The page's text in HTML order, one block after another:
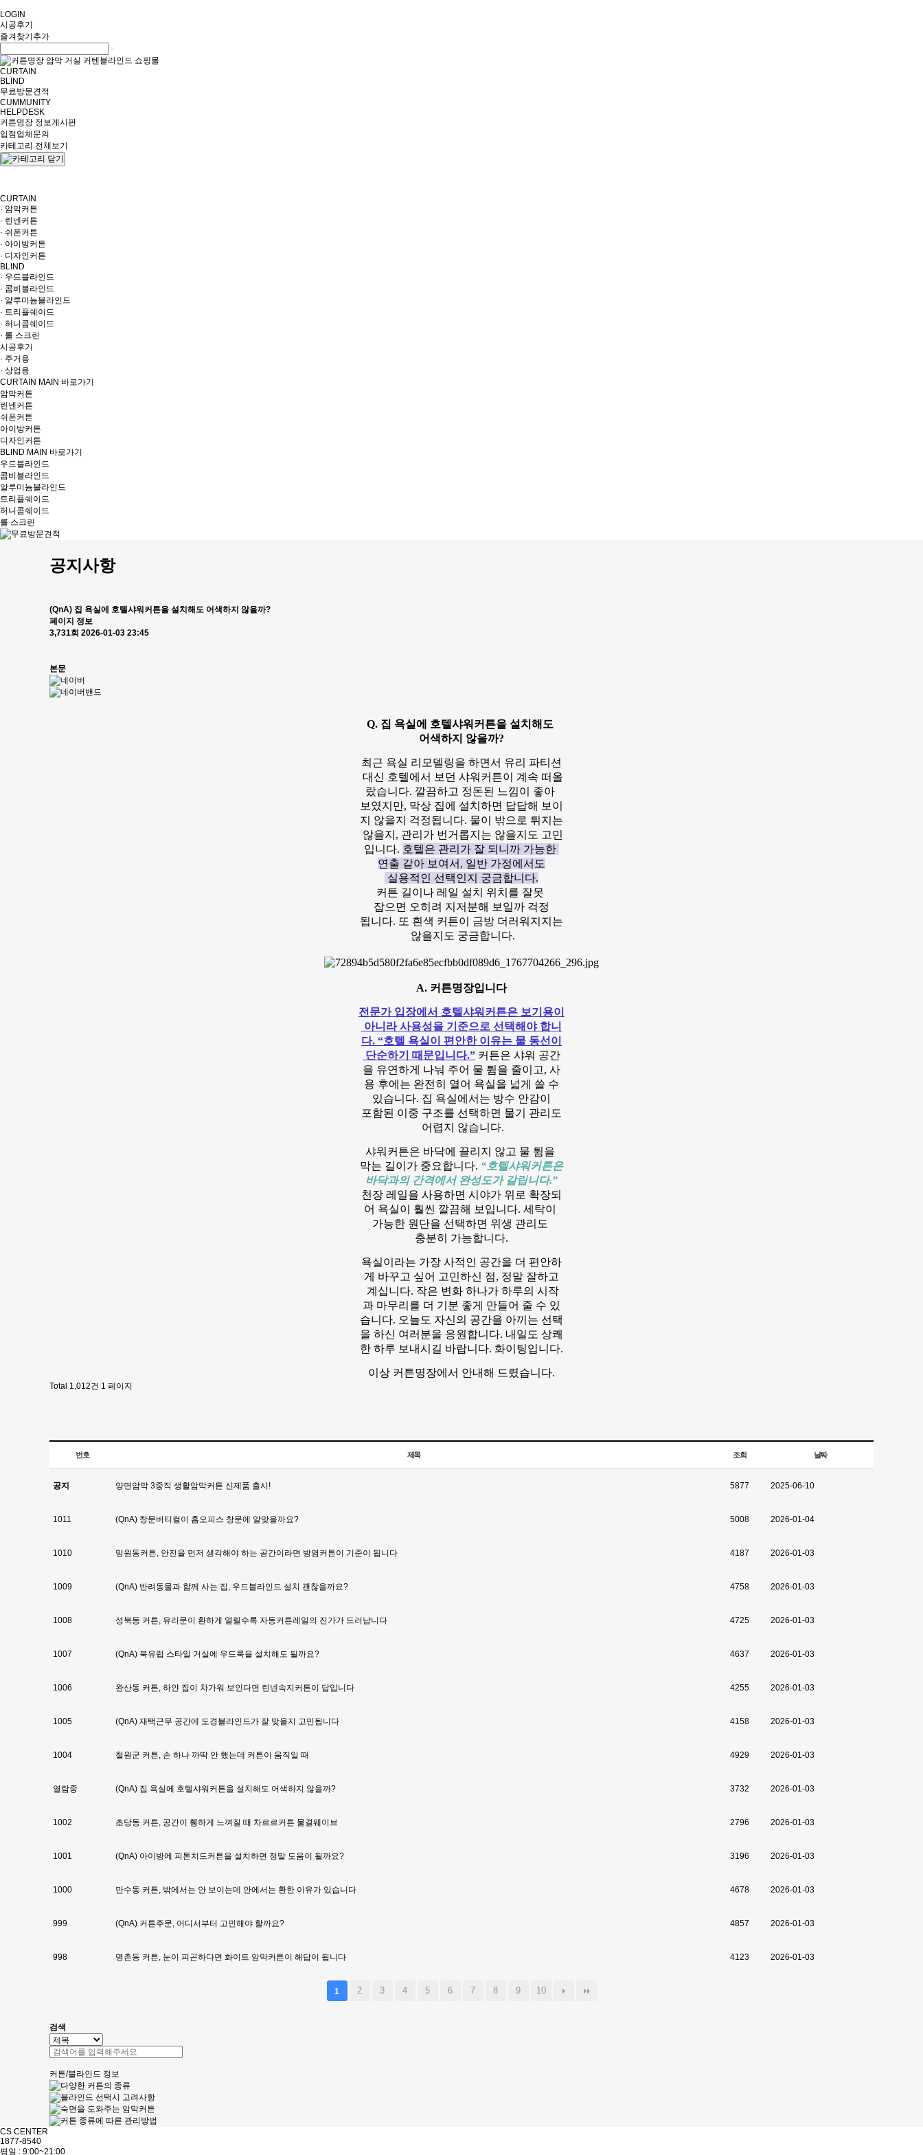
LOGIN
시공후기
즐겨찾기추가
CURTAIN
BLIND
무료방문견적
CUMMUNITY
HELPDESK
커튼명장 정보게시판
입점업체문의
카테고리 전체보기
CURTAIN
· 암막커튼
· 린넨커튼
· 쉬폰커튼
· 아이방커튼
· 디자인커튼
BLIND
· 우드블라인드
· 콤비블라인드
· 알루미늄블라인드
· 트리플쉐이드
· 허니콤쉐이드
· 롤 스크린
시공후기
· 주거용
· 상업용
CURTAIN MAIN 바로가기
암막커튼
린넨커튼
쉬폰커튼
아이방커튼
디자인커튼
BLIND MAIN 바로가기
우드블라인드
콤비블라인드
알루미늄블라인드
트리플쉐이드
허니콤쉐이드
롤 스크린
공지사항
(QnA) 집 욕실에 호텔샤워커튼을 설치해도 어색하지 않을까?
페이지 정보
3,731회 2026-01-03 23:45
본문
Q. 집 욕실에 호텔샤워커튼을 설치해도
어색하지 않을까?
최근 욕실 리모델링을 하면서 유리 파티션
대신 호텔에서 보던 샤워커튼이 계속 떠올
랐습니다. 깔끔하고 정돈된 느낌이 좋아
보였지만, 막상 집에 설치하면 답답해 보이
지 않을지 걱정됩니다. 물이 밖으로 튀지는
않을지, 관리가 번거롭지는 않을지도 고민
입니다. 호텔은 관리가 잘 되니까 가능한
연출 같아 보여서, 일반 가정에서도
실용적인 선택인지 궁금합니다.
커튼 길이나 레일 설치 위치를 잘못
잡으면 오히려 지저분해 보일까 걱정
됩니다. 또 흰색 커튼이 금방 더러워지지는
않을지도 궁금합니다.
A. 커튼명장입니다
전문가 입장에서 호텔샤워커튼은 보기용이
아니라 사용성을 기준으로 선택해야 합니
다. “호텔 욕실이 편안한 이유는 물 동선이
단순하기 때문입니다.” 커튼은 샤워 공간
을 유연하게 나눠 주어 물 튐을 줄이고, 사
용 후에는 완전히 열어 욕실을 넓게 쓸 수
있습니다. 집 욕실에서는 방수 안감이
포함된 이중 구조를 선택하면 물기 관리도
어렵지 않습니다.
샤워커튼은 바닥에 끌리지 않고 물 튐을
막는 길이가 중요합니다. “호텔샤워커튼은
바닥과의 간격에서 완성도가 갈립니다.”
천장 레일을 사용하면 시야가 위로 확장되
어 욕실이 훨씬 깔끔해 보입니다. 세탁이
가능한 원단을 선택하면 위생 관리도
충분히 가능합니다.
욕실이라는 가장 사적인 공간을 더 편안하
게 바꾸고 싶어 고민하신 점, 정말 잘하고
계십니다. 작은 변화 하나가 하루의 시작
과 마무리를 더 기분 좋게 만들어 줄 수 있
습니다. 오늘도 자신의 공간을 아끼는 선택
을 하신 여러분을 응원합니다. 내일도 상쾌
한 하루 보내시길 바랍니다. 화이팅입니다.
이상 커튼명장에서 안내해 드렸습니다.
Total 1,012건 1 페이지
번호 제목 조회 날짜
공지 양면암막 3중직 생활암막커튼 신제품 출시! 5877 2025-06-10
1011 (QnA) 창문버티컬이 홈오피스 창문에 알맞을까요? 5008 2026-01-04
1010 망원동커튼, 안전을 먼저 생각해야 하는 공간이라면 방염커튼이 기준이 됩니다 4187 2026-01-03
1009 (QnA) 반려동물과 함께 사는 집, 우드블라인드 설치 괜찮을까요? 4758 2026-01-03
1008 성북동 커튼, 유리문이 환하게 열릴수록 자동커튼레일의 진가가 드러납니다 4725 2026-01-03
1007 (QnA) 북유럽 스타일 거실에 우드룩을 설치해도 될까요? 4637 2026-01-03
1006 완산동 커튼, 하얀 집이 차가워 보인다면 린넨속지커튼이 답입니다 4255 2026-01-03
1005 (QnA) 재택근무 공간에 도경블라인드가 잘 맞을지 고민됩니다 4158 2026-01-03
1004 철원군 커튼, 손 하나 까딱 안 했는데 커튼이 움직일 때 4929 2026-01-03
열람중 (QnA) 집 욕실에 호텔샤워커튼을 설치해도 어색하지 않을까? 3732 2026-01-03
1002 초당동 커튼, 공간이 휑하게 느껴질 때 차르르커튼 물결웨이브 2796 2026-01-03
1001 (QnA) 아이방에 피톤치드커튼을 설치하면 정말 도움이 될까요? 3196 2026-01-03
1000 만수동 커튼, 밖에서는 안 보이는데 안에서는 환한 이유가 있습니다 4678 2026-01-03
999 (QnA) 커튼주문, 어디서부터 고민해야 할까요? 4857 2026-01-03
998 명촌동 커튼, 눈이 피곤하다면 화이트 암막커튼이 해답이 됩니다 4123 2026-01-03
1 2 3 4 5 6 7 8 9 10
검색
커튼/블라인드 정보
CS CENTER
1877-8540
평일 : 9:00~21:00